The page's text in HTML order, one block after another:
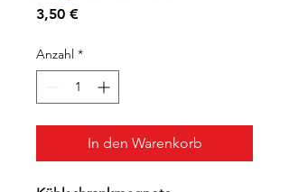
3,50 €Preis
Anzahl *
In den Warenkorb